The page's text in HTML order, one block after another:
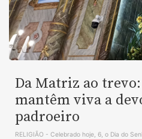
Da Matriz ao
mantêm viva a
padroeiro
RELIGIÃO - Celebrado hoje, 6, o Dia do